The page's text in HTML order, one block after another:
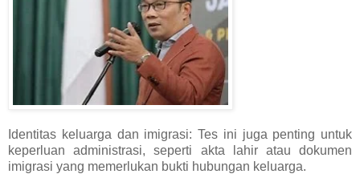
Identitas keluarga dan imigrasi: Tes ini juga penting untuk
keperluan administrasi, seperti akta lahir atau dokumen
imigrasi yang memerlukan bukti hubungan keluarga.